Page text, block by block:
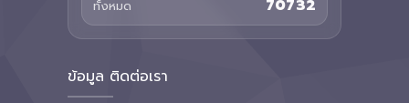
ทั้งหมด 70732
ข้อมูล ติดต่อเรา